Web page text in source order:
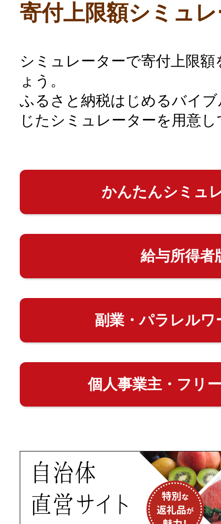
寄付上限額シミュ
シミュレーターで寄付上限
ょう。
ふるさと納税はじめるバイ
じたシミュレーターを用意
かんたんシミュ
給与所得者
副業・パラレルワ
個人事業主・フリ